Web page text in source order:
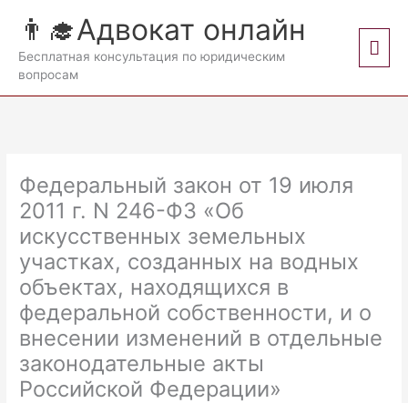
содержимому
👨‍🎓Адвокат онлайн
Бесплатная консультация по юридическим
вопросам
Федеральный закон от 19 июля
2011 г. N 246-ФЗ «Об
искусственных земельных
участках, созданных на водных
объектах, находящихся в
федеральной собственности, и о
внесении изменений в отдельные
законодательные акты
Российской Федерации»